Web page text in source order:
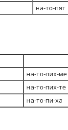
на-то-пят
на-то-пих-ме
на-то-пих-те
на-то-пи-ха